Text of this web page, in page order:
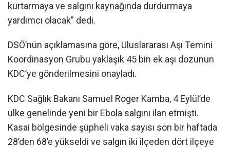
kurtarmaya ve salgını kaynağında durdurmaya
yardımcı olacak” dedi.
DSÖ’nün açıklamasına göre, Uluslararası Aşı Temini
Koordinasyon Grubu yaklaşık 45 bin ek aşı dozunun
KDC’ye gönderilmesini onayladı.
KDC Sağlık Bakanı Samuel Roger Kamba, 4 Eylül’de
ülke genelinde yeni bir Ebola salgını ilan etmişti.
Kasai bölgesinde şüpheli vaka sayısı son bir haftada
28’den 68’e yükseldi ve salgın iki ilçeden dört ilçeye